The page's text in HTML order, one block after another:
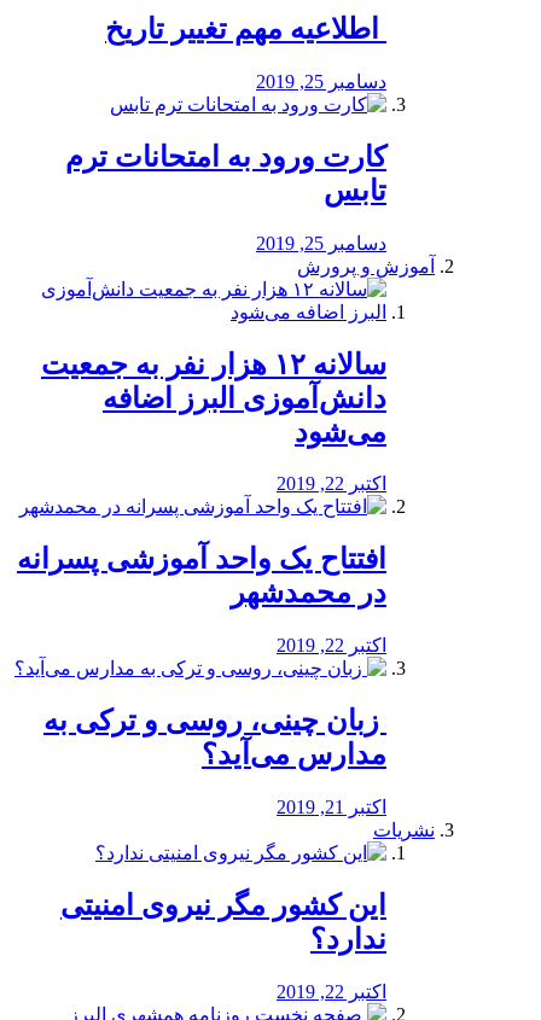
️ اطلاعیه مهم تغییر تاریخ
دسامبر 25, 2019
کارت ورود به امتحانات ترم
تابس
دسامبر 25, 2019
آموزش و پرورش
️سالانه ۱۲ هزار نفر به جمعیت
دانش‌آموزی البرز اضافه
می‌شود
اکتبر 22, 2019
افتتاح یک واحد آموزشی پسرانه
در محمدشهر
اکتبر 22, 2019
️ زبان چینی، روسی و ترکی به
مدارس می‌آید؟
اکتبر 21, 2019
نشریات
این کشور مگر نیروی امنیتی
ندارد؟
اکتبر 22, 2019